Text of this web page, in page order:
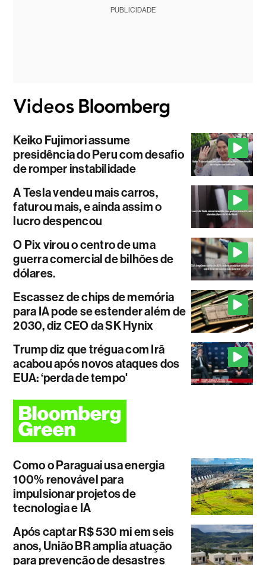
PUBLICIDADE
Keiko Fujimori assume
presidência do Peru com desafio
de romper instabilidade
A Tesla vendeu mais carros,
faturou mais, e ainda assim o
lucro despencou
O Pix virou o centro de uma
guerra comercial de bilhões de
dólares.
Escassez de chips de memória
para IA pode se estender além de
2030, diz CEO da SK Hynix
Trump diz que trégua com Irã
acabou após novos ataques dos
EUA: ‘perda de tempo'
Como o Paraguai usa energia
100% renovável para
impulsionar projetos de
tecnologia e IA
Após captar R$ 530 mi em seis
anos, União BR amplia atuação
para prevenção de desastres